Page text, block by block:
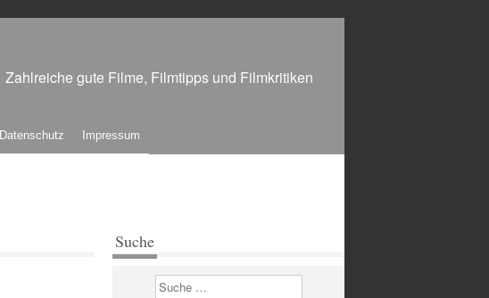
Zahlreiche gute Filme, Filmtipps und Filmkritiken
Datenschutz Impressum
Suche
Suchen